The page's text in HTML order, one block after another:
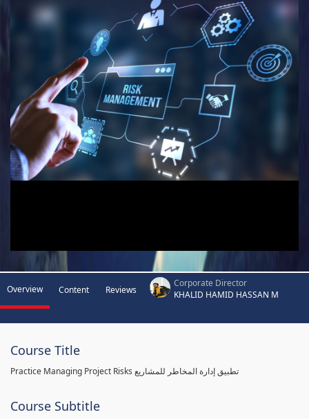
Overview Content Reviews
Corporate Director
KHALID HAMID HASSAN M
Course Title
Practice Managing Project Risks تطبيق إدارة المخاطر للمشاريع
Course Subtitle